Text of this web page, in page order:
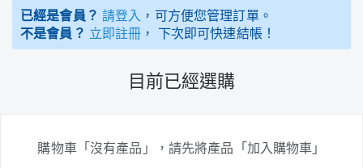
已經是會員？ 請登入 ，可方便您管理訂單。
不是會員？ 立即註冊 ， 下次即可快速結帳！
目前已經選購
購物車「沒有產品」，請先將產品「加入購物車」